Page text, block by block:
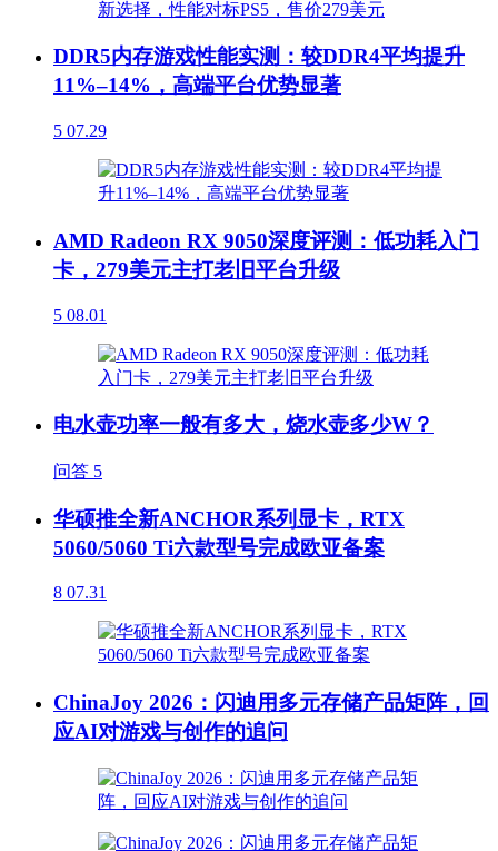
DDR5内存游戏性能实测：较DDR4平均提升
11%–14%，高端平台优势显著
5 07.29
AMD Radeon RX 9050深度评测：低功耗入门
卡，279美元主打老旧平台升级
5 08.01
电水壶功率一般有多大，烧水壶多少W？
问答 5
华硕推全新ANCHOR系列显卡，RTX
5060/5060 Ti六款型号完成欧亚备案
8 07.31
ChinaJoy 2026：闪迪用多元存储产品矩阵，回
应AI对游戏与创作的追问